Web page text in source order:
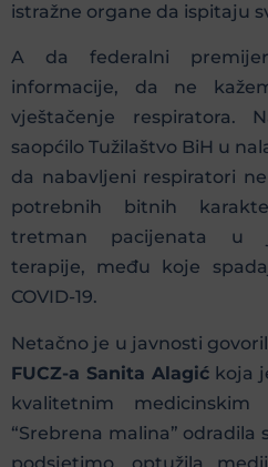
istražne organe da ispitaju
A da federalni
informacije, da ne
vještačenje respiratora.
saopćilo Tužilaštvo BiH u
da nabavljeni respiratori
potrebnih bitnih
tretman pacijenata u
terapije, među koje
COVID-19.
Netačno je u javnosti
FUCZ-a Sanita Alagićkoja
kvalitetnim
“Srebrena malina” odradila